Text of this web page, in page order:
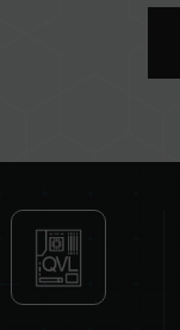
成。若混合
不稳定或不
板、CPU 兼
认频率（
2133/2400 (
瑕疵。
XMP 2.0 需